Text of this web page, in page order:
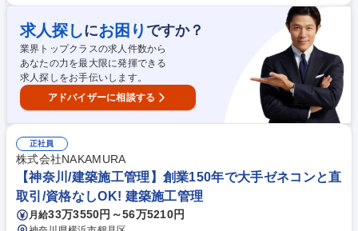
分析に基づく価格評価や仕様合理化を実施 ■製造原価や工法に踏み込んだ
原価改善、戦略的契約形態の提案 ■商流の見直しや国内外サプライヤの開
拓・活用 ■コスト分析手法の高度化やデータ基盤整備への関与 募集職種
【26-資材-2】資材調達_調達企画(廃炉・原子力)/大規模案件の上流参画・
PJ推進
求人探しにお困り ですか？
業界トップクラスの求人件数から
あなたの力を最大限に発揮できる
求人探しをお手伝いします。
アドバイザーに相談する
正社員
株式会社NAKAMURA
【神奈川/建築施工管理】創業150年で大手ゼネコンと直
取引/資格なしOK! 建築施工管理
月給33万3550円～56万5210円